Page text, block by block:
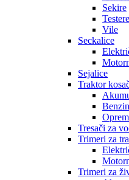
Sekire
Testere
Vile
Seckalice
Sejalice
Traktor
Tresači za
Trimeri za
Trimeri za